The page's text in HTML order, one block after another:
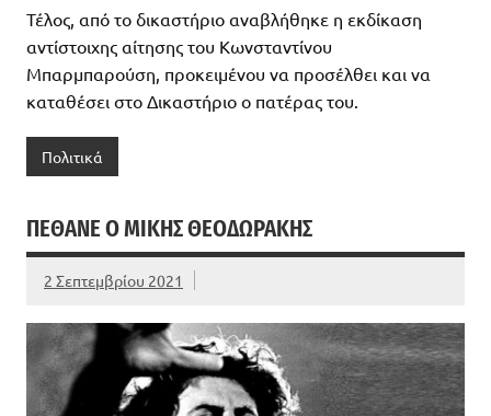
Τέλος, από το δικαστήριο αναβλήθηκε η εκδίκαση
αντίστοιχης αίτησης του Κωνσταντίνου
Μπαρμπαρούση, προκειμένου να προσέλθει και να
καταθέσει στο Δικαστήριο ο πατέρας του.
Πολιτικά
ΠΈΘΑΝΕ Ο ΜΊΚΗΣ ΘΕΟΔΩΡΆΚΗΣ
2 Σεπτεμβρίου 2021